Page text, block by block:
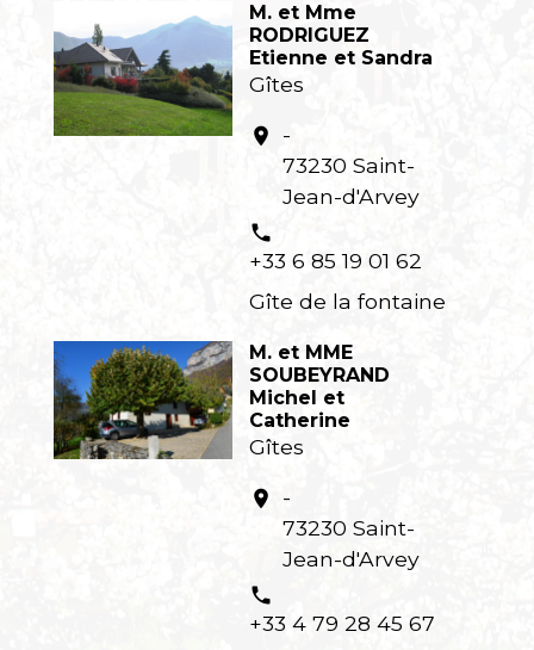
M. et Mme
RODRIGUEZ
Etienne et Sandra
Gîtes
location_on
-
73230 Saint-
Jean-d'Arvey
phone
+33 6 85 19 01 62
Gîte de la fontaine
M. et MME
SOUBEYRAND
Michel et
Catherine
Gîtes
location_on
-
73230 Saint-
Jean-d'Arvey
phone
+33 4 79 28 45 67